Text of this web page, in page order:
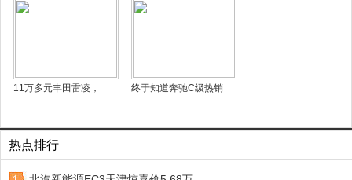
11万多元丰田雷凌， 终于知道奔驰C级热销
热点排行